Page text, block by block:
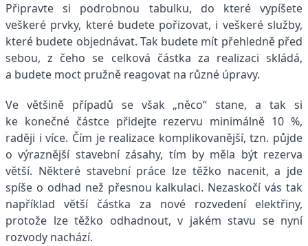
Připravte si podrobnou tabulku, do které vypíšete
veškeré prvky, které budete pořizovat, i veškeré služby,
které budete objednávat. Tak budete mít přehledně před
sebou, z čeho se celková částka za realizaci skládá,
a budete moct pružně reagovat na různé úpravy.
Ve většině případů se však „něco“ stane, a tak si
ke konečné částce přidejte rezervu minimálně 10 %,
raději i více. Čím je realizace komplikovanější, tzn. půjde
o výraznější stavební zásahy, tím by měla být rezerva
větší. Některé stavební práce lze těžko nacenit, a jde
spíše o odhad než přesnou kalkulaci. Nezaskočí vás tak
například větší částka za nové rozvedení elektřiny,
protože lze těžko odhadnout, v jakém stavu se nyní
rozvody nachází.